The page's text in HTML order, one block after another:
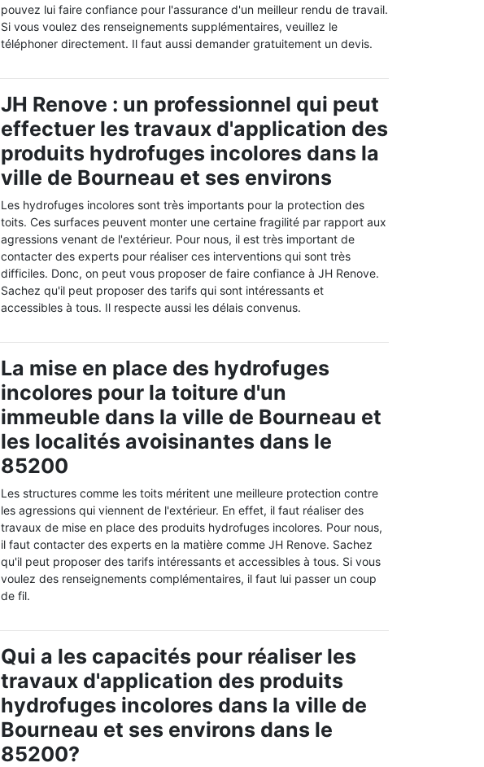
pouvez lui faire confiance pour l'assurance d'un meilleur rendu de travail.
Si vous voulez des renseignements supplémentaires, veuillez le
téléphoner directement. Il faut aussi demander gratuitement un devis.
JH Renove : un professionnel qui peut
effectuer les travaux d'application des
produits hydrofuges incolores dans la
ville de Bourneau et ses environs
Les hydrofuges incolores sont très importants pour la protection des
toits. Ces surfaces peuvent monter une certaine fragilité par rapport aux
agressions venant de l'extérieur. Pour nous, il est très important de
contacter des experts pour réaliser ces interventions qui sont très
difficiles. Donc, on peut vous proposer de faire confiance à JH Renove.
Sachez qu'il peut proposer des tarifs qui sont intéressants et
accessibles à tous. Il respecte aussi les délais convenus.
La mise en place des hydrofuges
incolores pour la toiture d'un
immeuble dans la ville de Bourneau et
les localités avoisinantes dans le
85200
Les structures comme les toits méritent une meilleure protection contre
les agressions qui viennent de l'extérieur. En effet, il faut réaliser des
travaux de mise en place des produits hydrofuges incolores. Pour nous,
il faut contacter des experts en la matière comme JH Renove. Sachez
qu'il peut proposer des tarifs intéressants et accessibles à tous. Si vous
voulez des renseignements complémentaires, il faut lui passer un coup
de fil.
Qui a les capacités pour réaliser les
travaux d'application des produits
hydrofuges incolores dans la ville de
Bourneau et ses environs dans le
85200?